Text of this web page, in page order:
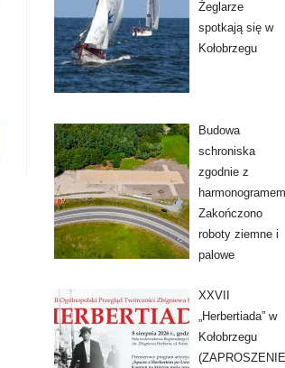
Żeglarze
spotkają się w
Kołobrzegu
Budowa
schroniska
zgodnie z
harmonogramem.
Zakończono
roboty ziemne i
palowe
XXVII
„Herbertiada” w
Kołobrzegu
(ZAPROSZENIE,